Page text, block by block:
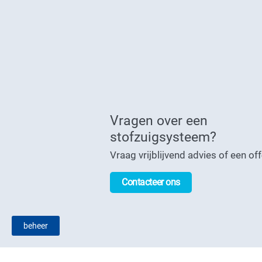
beheer
Vragen over een
stofzuigsysteem?
Vraag vrijblijvend advies of een
Contacteer ons